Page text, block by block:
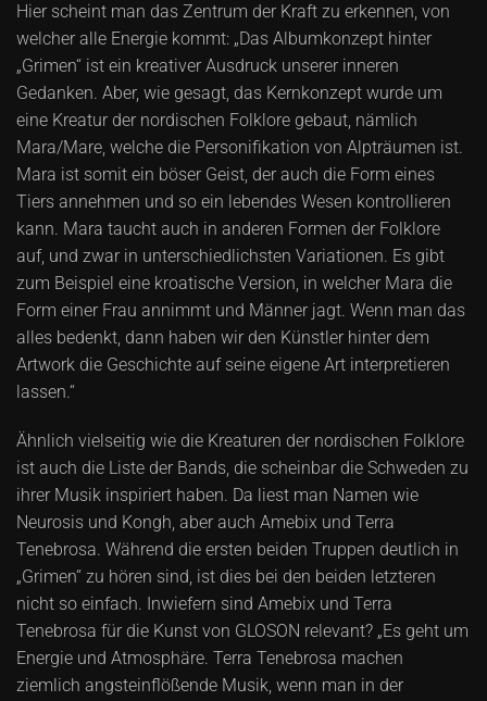
Hier scheint man das Zentrum der Kraft zu erkennen, von
welcher alle Energie kommt: „Das Albumkonzept hinter
„Grimen“ ist ein kreativer Ausdruck unserer inneren
Gedanken. Aber, wie gesagt, das Kernkonzept wurde um
eine Kreatur der nordischen Folklore gebaut, nämlich
Mara/Mare, welche die Personifikation von Alpträumen ist.
Mara ist somit ein böser Geist, der auch die Form eines
Tiers annehmen und so ein lebendes Wesen kontrollieren
kann. Mara taucht auch in anderen Formen der Folklore
auf, und zwar in unterschiedlichsten Variationen. Es gibt
zum Beispiel eine kroatische Version, in welcher Mara die
Form einer Frau annimmt und Männer jagt. Wenn man das
alles bedenkt, dann haben wir den Künstler hinter dem
Artwork die Geschichte auf seine eigene Art interpretieren
lassen.“
Ähnlich vielseitig wie die Kreaturen der nordischen Folklore
ist auch die Liste der Bands, die scheinbar die Schweden zu
ihrer Musik inspiriert haben. Da liest man Namen wie
Neurosis und Kongh, aber auch Amebix und Terra
Tenebrosa. Während die ersten beiden Truppen deutlich in
„Grimen“ zu hören sind, ist dies bei den beiden letzteren
nicht so einfach. Inwiefern sind Amebix und Terra
Tenebrosa für die Kunst von GLOSON relevant? „Es geht um
Energie und Atmosphäre. Terra Tenebrosa machen
ziemlich angsteinflößende Musik, wenn man in der